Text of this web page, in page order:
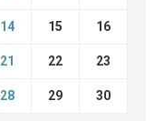
14 15 16
21 22 23
28 29 30